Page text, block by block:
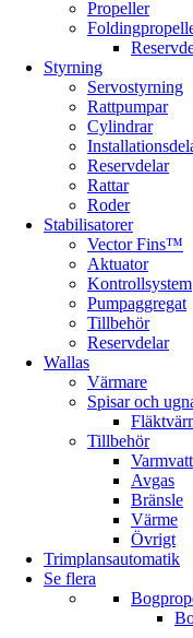
Propeller
Styrning
Servostyrning
Rattpumpar
Cylindrar
Reservdelar
Rattar
Roder
Stabilisatorer
Vector Fins™
Aktuator
Kontrollsystem
Pumpaggregat
Tillbehör
Reservdelar
Wallas
Värmare
Spisar och
Tillbehör
Avgas
Bränsle
Värme
Övrigt
Trimplansautomatik
Se flera